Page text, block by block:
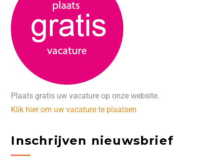
Plaats gratis uw vacature op onze website.
Klik hier om uw vacature te plaatsen
Inschrijven nieuwsbrief